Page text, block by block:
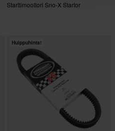
Starttimoottori Sno-X Startor
Huippuhinta!